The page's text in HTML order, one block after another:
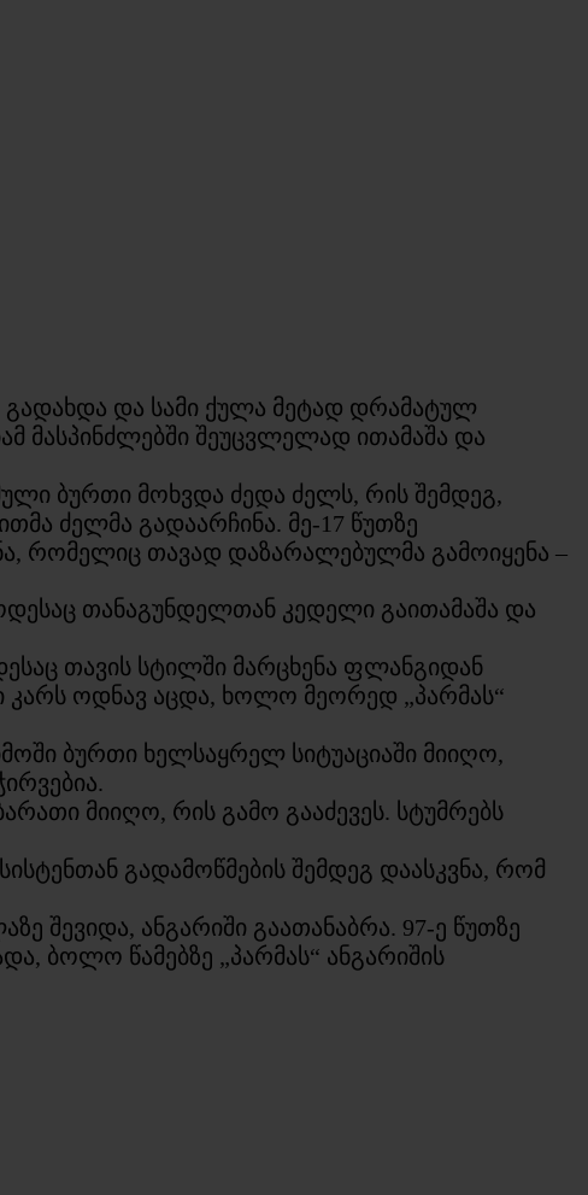
გადახდა და სამი ქულა მეტად დრამატულ
მასპინძლებში შეუცვლელად ითამაშა და
ბურთი მოხვდა ძედა ძელს, რის შემდეგ,
ძელმა გადაარჩინა. მე-17 წუთზე
რომელიც თავად დაზარალებულმა გამოიყენა –
თანაგუნდელთან კედელი გაითამაშა და
თავის სტილში მარცხენა ფლანგიდან
კარს ოდნავ აცდა, ხოლო მეორედ „პარმას“
ბურთი ხელსაყრელ სიტუაციაში მიიღო,
მიიღო, რის გამო გააძევეს. სტუმრებს
გადამოწმების შემდეგ დაასკვნა, რომ
შევიდა, ანგარიში გაათანაბრა. 97-ე წუთზე
ბოლო წამებზე „პარმას“ ანგარიშის